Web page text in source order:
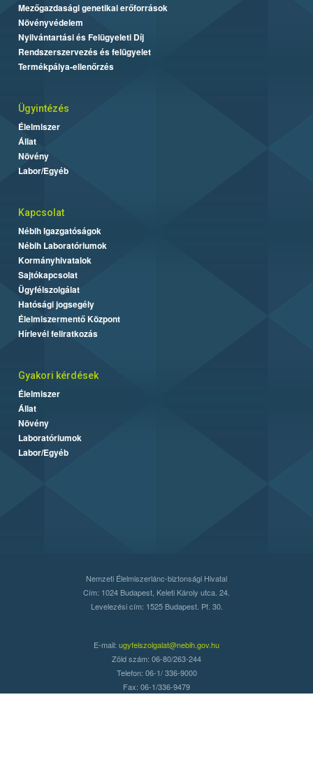
Mezőgazdasági genetikai erőforrások
Növényvédelem
Nyilvántartási és Felügyeleti Díj
Rendszerszervezés és felügyelet
Termékpálya-ellenőrzés
Ügyintézés
Élelmiszer
Állat
Növény
Labor/Egyéb
Kapcsolat
Nébih Igazgatóságok
Nébih Laboratóriumok
Kormányhivatalok
Sajtókapcsolat
Ügyfélszolgálat
Hatósági jogsegély
Élelmiszermentő Központ
Hírlevél feliratkozás
Gyakori kérdések
Élelmiszer
Állat
Növény
Laboratóriumok
Labor/Egyéb
Nemzeti Élelmiszerlánc-biztonsági Hivatal
Cím: 1024 Budapest, Keleti Károly utca. 24.
Levelezési cím: 1525 Budapest. Pf. 30.
E-mail: ugyfelszolgalat@nebih.gov.hu
Zöld szám: 06-80/263-244
Telefon: 06-1/ 336-9000
Fax: 06-1/336-9479